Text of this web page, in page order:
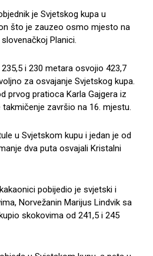
je Svjetskog kupa u
što je zauzeo osmo mjesto na
Planici.
i 230 metara osvojio 423,7
za osvajanje Svjetskog kupa.
prvog pratioca Karla Gajgera iz
završio na 16. mjestu.
u Svjetskom kupu i jedan je od
dva puta osvajali Kristalni
pobijedio je svjetski i
Norvežanin Marijus Lindvik sa
skokovima od 241,5 i 245